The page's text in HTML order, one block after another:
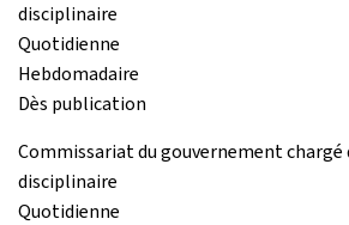
disciplinaire
Quotidienne
Hebdomadaire
Dès publication
Commissariat du gouvernement
disciplinaire
Quotidienne